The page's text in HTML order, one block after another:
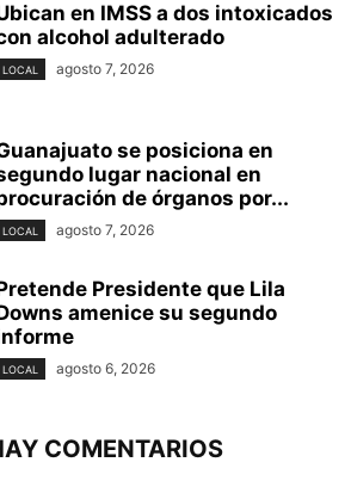
en IMSS a dos intoxicados
alcohol adulterado
LOCAL agosto 7, 2026
se posiciona en
lugar nacional en
de órganos por...
LOCAL agosto 7, 2026
Presidente que Lila
amenice su segundo
LOCAL agosto 6, 2026
COMENTARIOS